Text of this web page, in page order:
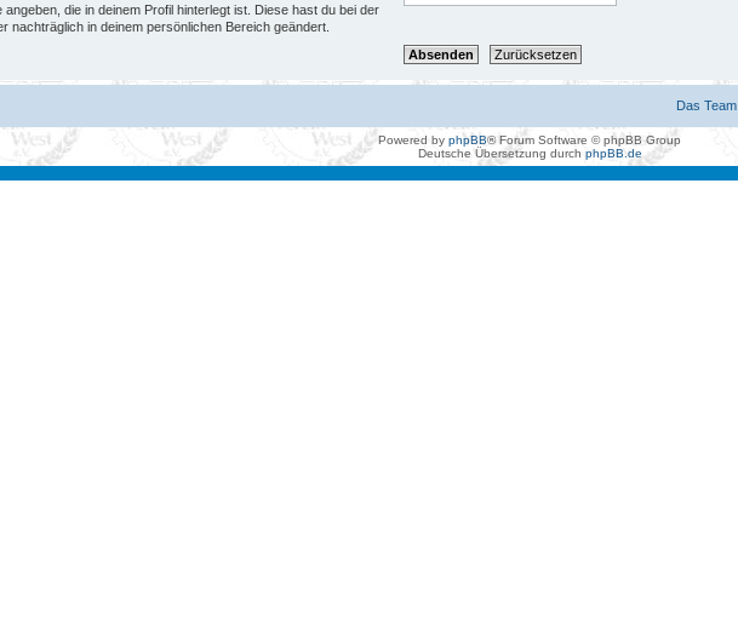
die in deinem Profil hinterlegt ist. Diese hast du bei der
nachträglich in deinem persönlichen Bereich geändert.
Das Team
Powered by phpBB® Forum Software © phpBB Group
Deutsche Übersetzung durch phpBB.de